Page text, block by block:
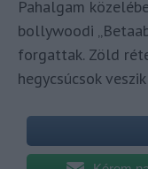
Pahalgam
bollywoodi
forgattak. Zöld
hegycsúcsok